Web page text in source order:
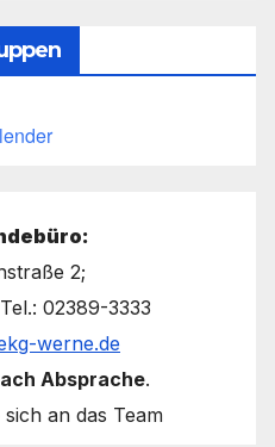
2;
02389-3333
werne.de
Absprache.
an das Team